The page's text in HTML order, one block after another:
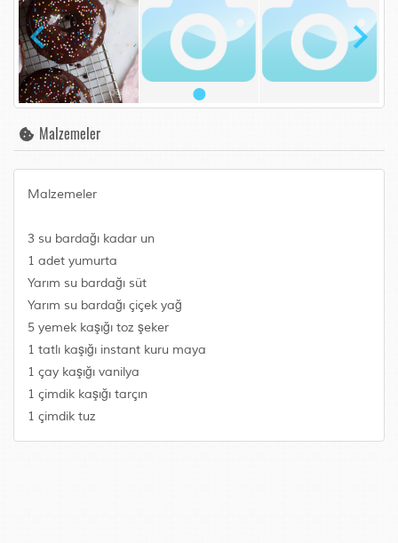
Malzemeler
Malzemeler
3 su bardağı kadar un
1 adet yumurta
Yarım su bardağı süt
Yarım su bardağı çiçek yağ
5 yemek kaşığı toz şeker
1 tatlı kaşığı instant kuru maya
1 çay kaşığı vanilya
1 çimdik kaşığı tarçın
1 çimdik tuz